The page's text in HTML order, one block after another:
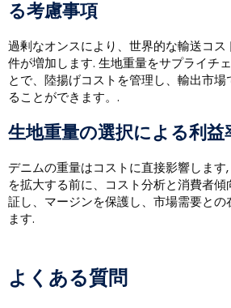
る考慮事項
過剰なオンスにより、世界的な輸送コ
件が増加します. 生地重量をサプライチ
とで、陸揚げコストを管理し、輸出市
ることができます。.
生地重量の選択による利益
デニムの重量はコストに直接影響します
を拡大する前に、コスト分析と消費者
証し、マージンを保護し、市場需要との
ます.
よくある質問